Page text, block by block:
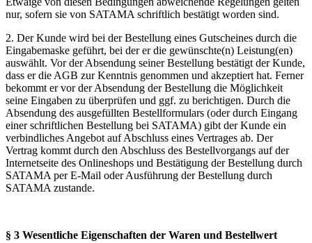
nur, sofern sie von SATAMA schriftlich bestätigt worden sind.
2. Der Kunde wird bei der Bestellung eines Gutscheines durch die
Eingabemaske geführt, bei der er die gewünschte(n) Leistung(en)
auswählt. Vor der Absendung seiner Bestellung bestätigt der Kunde,
dass er die AGB zur Kenntnis genommen und akzeptiert hat. Ferner
bekommt er vor der Absendung der Bestellung die Möglichkeit
seine Eingaben zu überprüfen und ggf. zu berichtigen. Durch die
Absendung des ausgefüllten Bestellformulars (oder durch Eingang
einer schriftlichen Bestellung bei SATAMA) gibt der Kunde ein
verbindliches Angebot auf Abschluss eines Vertrages ab. Der
Vertrag kommt durch den Abschluss des Bestellvorgangs auf der
Internetseite des Onlineshops und Bestätigung der Bestellung durch
SATAMA per E-Mail oder Ausführung der Bestellung durch
SATAMA zustande.
§ 3 Wesentliche Eigenschaften der Waren und Bestellwert